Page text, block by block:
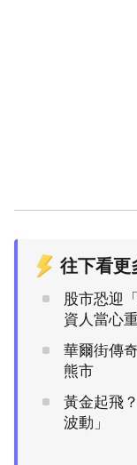
往下看更
股市恐迎
資人當心
華爾街傳
熊市
黃金起飛
波動」